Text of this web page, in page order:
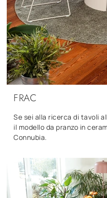
FRAC
Se sei alla ricerca di tavoli
il modello da pranzo in
Connubia.